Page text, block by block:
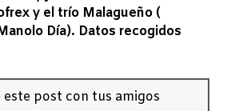
y el trío Malagueño (
Día). Datos recogidos
post con tus amigos